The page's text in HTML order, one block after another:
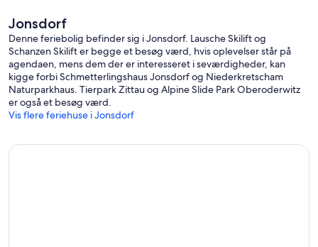
Jonsdorf
Denne feriebolig befinder sig i Jonsdorf. Lausche Skilift og
Schanzen Skilift er begge et besøg værd, hvis oplevelser står på
agendaen, mens dem der er interesseret i seværdigheder, kan
kigge forbi Schmetterlingshaus Jonsdorf og Niederkretscham
Naturparkhaus. Tierpark Zittau og Alpine Slide Park Oberoderwitz
er også et besøg værd.
Vis flere feriehuse i Jonsdorf